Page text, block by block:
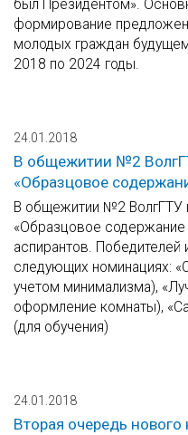
был Президентом».
формирование
молодых граждан
2018 по 2024 годы.
24.01.2018
В общежитии №2
«Образцовое
В общежитии №2 ВолгГТУ
«Образцовое содержание
аспирантов.
следующих номинациях:
учетом минимализма),
оформление комнаты),
(для обучения)
24.01.2018
Вторая очередь нового